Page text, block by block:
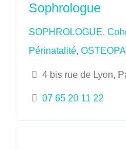
Sophrologue
SOPHROLOGUE,
Périnatalité,
4 bis rue de Lyon,
07 65 20 11 22